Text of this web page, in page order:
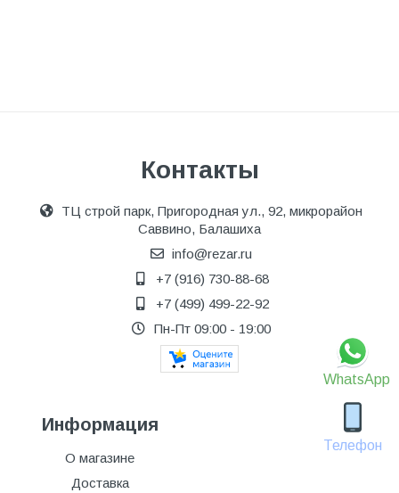
WhatsApp
Телефон
Контакты
ТЦ строй парк, Пригородная ул., 92, микрорайон
Саввино, Балашиха
info@rezar.ru
+7 (916) 730-88-68
+7 (499) 499-22-92
Пн-Пт 09:00 - 19:00
Информация
О магазине
Доставка